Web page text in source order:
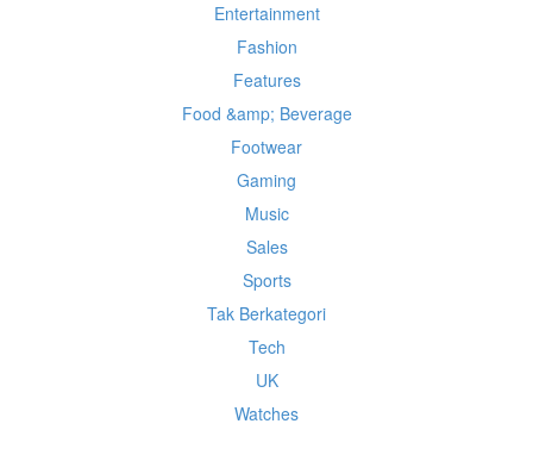
Entertainment
Fashion
Features
Food &amp; Beverage
Footwear
Gaming
Music
Sales
Sports
Tak Berkategori
Tech
UK
Watches